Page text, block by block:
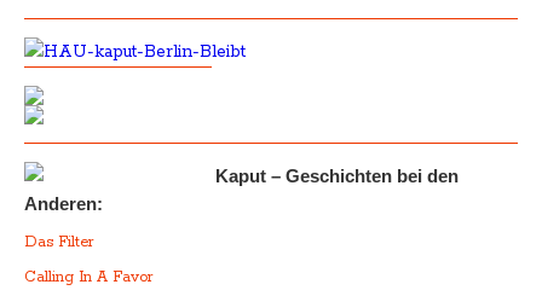
Kaput – Geschichten bei den
Anderen:
Das Filter
Calling In A Favor